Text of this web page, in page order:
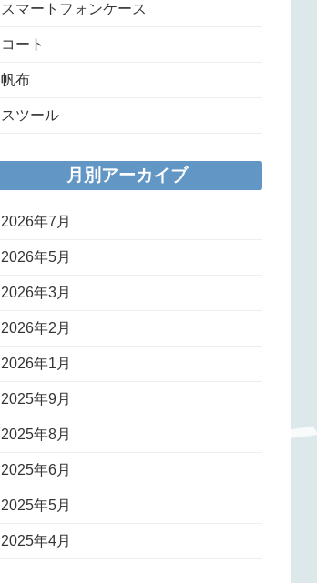
スマートフォンケース
コート
帆布
スツール
月別アーカイブ
2026年7月
2026年5月
2026年3月
2026年2月
2026年1月
2025年9月
2025年8月
2025年6月
2025年5月
2025年4月